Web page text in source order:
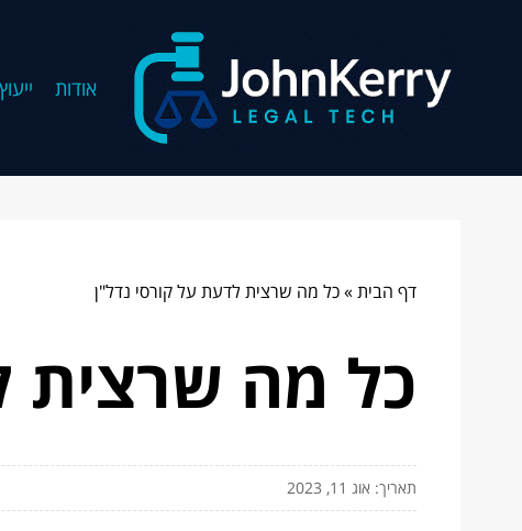
אודות
דף הבית»כל מה שרצית לדעת על קורסי נדל"ן
כל מה שרצית
תאריך: אוג 11, 2023